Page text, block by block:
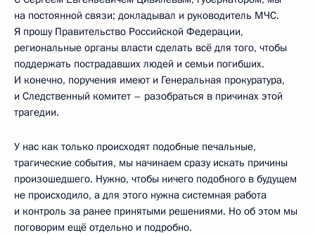
на постоянной связи; докладывал и руководитель МЧС.
Я прошу Правительство Российской Федерации,
региональные органы власти сделать всё для того, чтобы
поддержать пострадавших людей и семьи погибших.
И конечно, поручения имеют и Генеральная прокуратура,
и Следственный комитет – разобраться в причинах этой
трагедии.
У нас как только происходят подобные печальные,
трагические события, мы начинаем сразу искать причины
произошедшего. Нужно, чтобы ничего подобного в будущем
не происходило, а для этого нужна системная работа
и контроль за ранее принятыми решениями. Но об этом мы
поговорим ещё отдельно и подробно.